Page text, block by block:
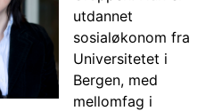
utdannet
sosialøkonom fra
Universitetet i
Bergen, med
mellomfag i